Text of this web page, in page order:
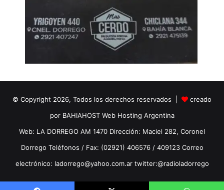
© Copyright 2026, Todos los derechos reservados |
creado
por BAHIAHOST Web Hosting Argentina
Web: LA DORREGO AM 1470 Dirección: Maciel 282, Coronel
Dorrego Teléfonos / Fax: (02921) 406576 / 409123 Correo
electrónico: ladorrego@yahoo.com.ar twitter:@radioladorrego